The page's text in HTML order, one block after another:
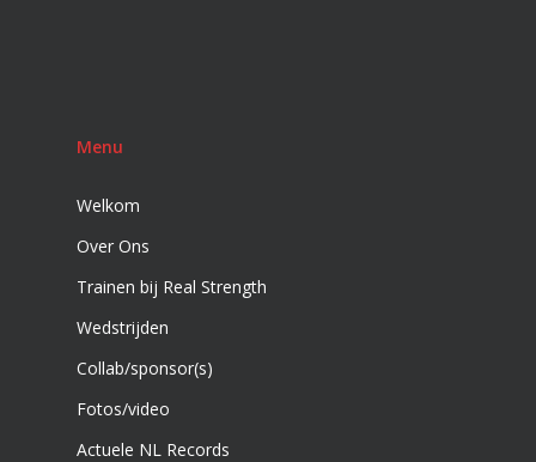
Menu
Welkom
Over Ons
Trainen bij Real Strength
Wedstrijden
Collab/sponsor(s)
Fotos/video
Actuele NL Records